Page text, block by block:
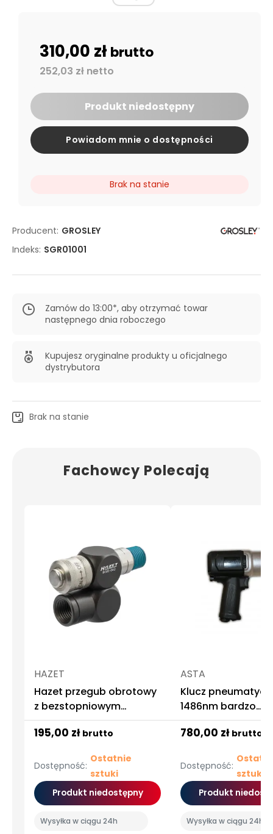
Producent: GROSLEY
Indeks: SGR01001
Zamów do 13:00*, aby otrzymać towar
następnego dnia roboczego
Kupujesz oryginalne produkty u oficjalnego
dystrybutora
Brak na stanie
310,00 złbrutto
252,03 zł netto
Produkt niedostępny
Powiadom mnie o dostępności
Brak na stanie
Fachowcy Polecają
HAZET
Hazet przegub obrotowy
z bezstopniowym
reduktorem przepływu
powietrza
195,00 zł brutto
Dostępność:
Ostatnie
sztuki
Produkt niedostępny
Wysyłka w ciągu 24h
ASTA
Klucz
1486nm bardzo
wytrzymały
780,00 zł brutto
Dostępność:
sztuki
Produkt
Wysyłka w ciągu 24h